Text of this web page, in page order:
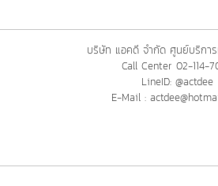
บริษัท แอคดี จำกัด ศูนย์บริการ
Call Center 02-114-
LineID: @actdee
E-Mail :